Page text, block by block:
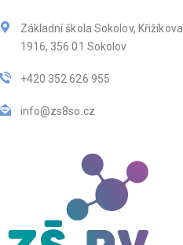
Základní škola Sokolov, Křižíkova
1916, 356 01 Sokolov
+420 352 626 955
info@zs8so.cz